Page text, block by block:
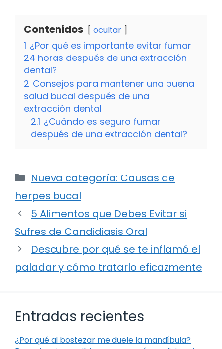
Contenidos ocultar
1 ¿Por qué es importante evitar fumar
24 horas después de una extracción
dental?
2 Consejos para mantener una buena
salud bucal después de una
extracción dental
2.1 ¿Cuándo es seguro fumar
después de una extracción dental?
Categorías
Nueva categoría: Causas de
herpes bucal
5 Alimentos que Debes Evitar si
Sufres de Candidiasis Oral
Descubre por qué se te inflamó el
paladar y cómo tratarlo eficazmente
Entradas recientes
¿Por qué al bostezar me duele la mandíbula?